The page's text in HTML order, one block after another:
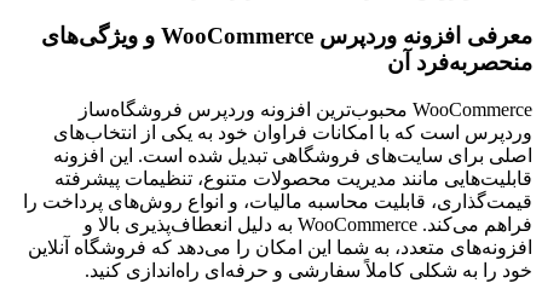
معرفی افزونه وردپرس WooCommerce و ویژگی‌های
منحصربه‌فرد آن
WooCommerce محبوب‌ترین افزونه وردپرس فروشگاه‌ساز
وردپرس است که با امکانات فراوان خود به یکی از انتخاب‌های
اصلی برای سایت‌های فروشگاهی تبدیل شده است. این افزونه
قابلیت‌هایی مانند مدیریت محصولات متنوع، تنظیمات پیشرفته
قیمت‌گذاری، قابلیت محاسبه مالیات، و انواع روش‌های پرداخت را
فراهم می‌کند. WooCommerce به دلیل انعطاف‌پذیری بالا و
افزونه‌های متعدد، به شما این امکان را می‌دهد که فروشگاه آنلاین
خود را به شکلی کاملاً سفارشی و حرفه‌ای راه‌اندازی کنید.